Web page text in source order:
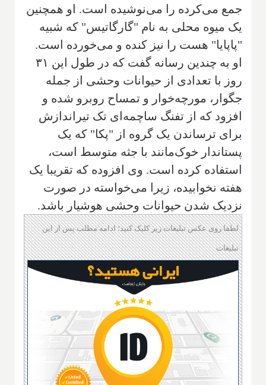
جمع می‌کرده را می‌نوشیده است. او همچنین
یک میوه محلی به نام "گارگاتیس" که شبیه
"پاپایا" هست را نیز کنده و می‌خورده است.
او به چندین رسانه گفت که در طول این ۳۱
روز با تعدادی از حیوانات وحشی از جمله
جگوار، مورچه‌خوار و تمساح روبرو شده و
افزود که از تفنگ ساچمه‌ای تک تیراندازش
برای ترساندن یک گروه از "پکا" که یک
پستاندار خوک‌مانند با جثه متوسط است،
استفاده کرده است. وی افزوده که تقریبا یک
هفته نخوابیده، زیرا می‌خواسته در صورت
نزدیک شدن حیوانات وحشی هوشیار باشد.
لطفا روی عکس تبلیغات زیر کلیک کنید؛ ادامه مطلب پس از این
تبلیغات